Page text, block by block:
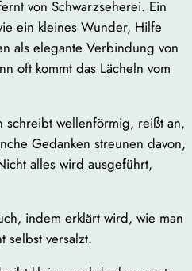
von Schwarzseherei. Ein
ein kleines Wunder, Hilfe
als elegante Verbindung von
oft kommt das Lächeln vom
schreibt wellenförmig, reißt an,
Gedanken streunen davon,
alles wird ausgeführt,
indem erklärt wird, wie man
selbst versalzt.